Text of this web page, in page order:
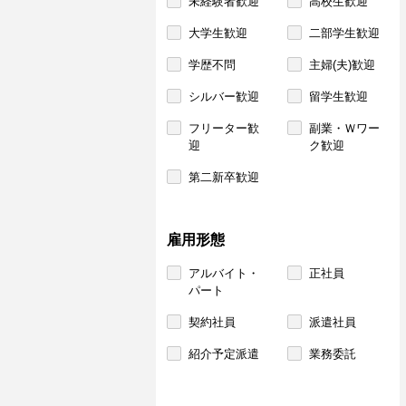
大学生歓迎 二部学生歓迎
学歴不問 主婦(夫)歓迎
シルバー歓迎 留学生歓迎
フリーター歓
迎
副業・Ｗワー
ク歓迎
第二新卒歓迎
雇用形態
アルバイト・
パート
正社員
契約社員 派遣社員
紹介予定派遣 業務委託